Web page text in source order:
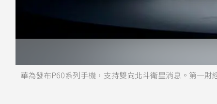
華為發布P60系列手機，支持雙向北斗衛星消息。第一財